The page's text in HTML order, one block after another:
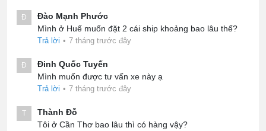
Đ
Đào Mạnh Phước
Mình ở Huế muốn đặt 2 cái ship khoảng bao lâu thế?
Trả lời • 7 tháng trước đây
Đ
Đinh Quốc Tuyến
Mình muốn được tư vấn xe này ạ
Trả lời • 7 tháng trước đây
T
Thành Đỗ
Tôi ở Cần Thơ bao lâu thì có hàng vậy?